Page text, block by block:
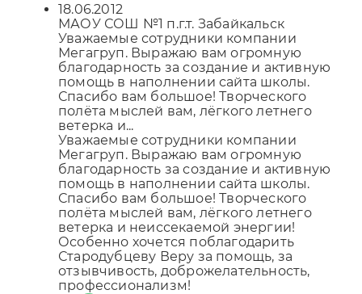
18.06.2012
МАОУ СОШ №1 п.г.т. Забайкальск
Уважаемые сотрудники компании
Мегагруп. Выражаю вам огромную
благодарность за создание и активную
помощь в наполнении сайта школы.
Спасибо вам большое! Творческого
полёта мыслей вам, лёгкого летнего
ветерка и...
Уважаемые сотрудники компании
Мегагруп. Выражаю вам огромную
благодарность за создание и активную
помощь в наполнении сайта школы.
Спасибо вам большое! Творческого
полёта мыслей вам, лёгкого летнего
ветерка и неиссекаемой энергии!
Особенно хочется поблагодарить
Стародубцеву Веру за помощь, за
отзывчивость, доброжелательность,
профессионализм!